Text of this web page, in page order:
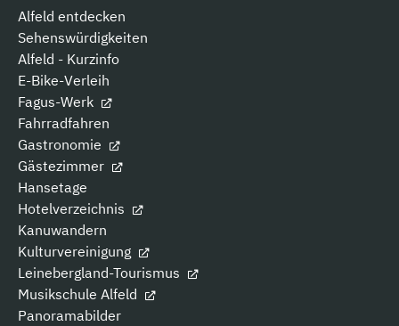
Alfeld entdecken
Sehenswürdigkeiten
Alfeld - Kurzinfo
E-Bike-Verleih
Fagus-Werk
Fahrradfahren
Gastronomie
Gästezimmer
Hansetage
Hotelverzeichnis
Kanuwandern
Kulturvereinigung
Leinebergland-Tourismus
Musikschule Alfeld
Panoramabilder